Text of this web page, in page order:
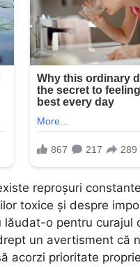
reproșuri
toxice și despre
lăudat-o pentru curajul
un avertisment că
acorzi prioritate